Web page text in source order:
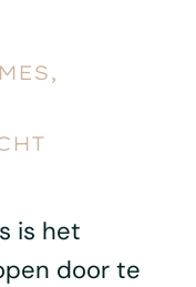
is het
door te